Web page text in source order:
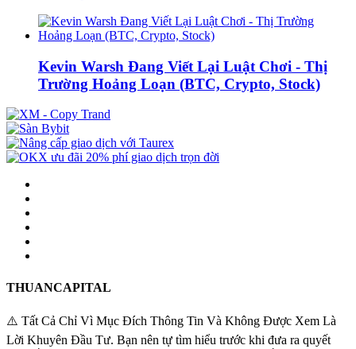
Kevin Warsh Đang Viết Lại Luật Chơi - Thị
Trường Hoảng Loạn (BTC, Crypto, Stock)
THUANCAPITAL
⚠️ Tất Cả Chỉ Vì Mục Đích Thông Tin Và Không Được Xem Là
Lời Khuyên Đầu Tư. Bạn nên tự tìm hiểu trước khi đưa ra quyết